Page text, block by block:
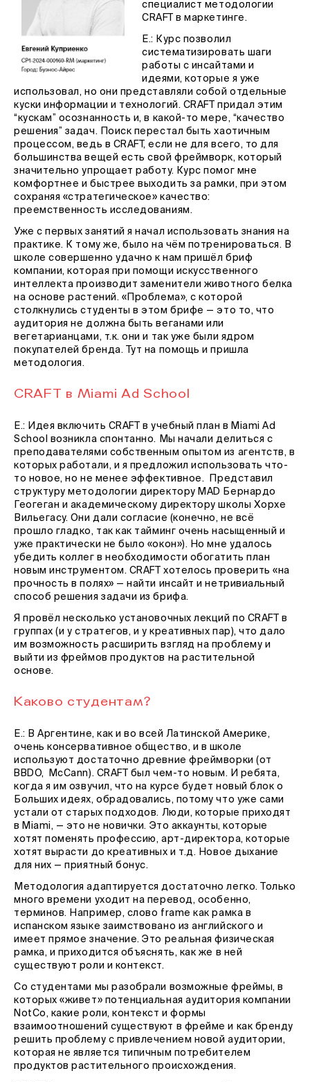
специалист методологии
CRAFT в маркетинге.
Е.: Курс позволил
систематизировать шаги
работы с инсайтами и
идеями, которые я уже
использовал, но они представляли собой отдельные
куски информации и технологий. CRAFT придал этим
“кускам” осознанность и, в какой-то мере, “качество
решения” задач. Поиск перестал быть хаотичным
процессом, ведь в CRAFT, если не для всего, то для
большинства вещей есть свой фреймворк, который
значительно упрощает работу. Курс помог мне
комфортнее и быстрее выходить за рамки, при этом
сохраняя «стратегическое» качество:
преемственность исследованиям.
Уже с первых занятий я начал использовать знания на
практике. К тому же, было на чём потренироваться. В
школе совершенно удачно к нам пришёл бриф
компании, которая при помощи искусственного
интеллекта производит заменители животного белка
на основе растений. «Проблема», с которой
столкнулись студенты в этом брифе — это то, что
аудитория не должна быть веганами или
вегетарианцами, т.к. они и так уже были ядром
покупателей бренда. Тут на помощь и пришла
методология.
CRAFT в Miami Ad School
Е.: Идея включить CRAFT в учебный план в Miami Ad
School возникла спонтанно. Мы начали делиться с
преподавателями собственным опытом из агентств, в
которых работали, и я предложил использовать что-
то новое, но не менее эффективное. Представил
структуру методологии директору MAD Бернардо
Геогеган и академическому директору школы Хорхе
Вильегасу. Они дали согласие (конечно, не всё
прошло гладко, так как тайминг очень насыщенный и
уже практически не было «окон»). Но мне удалось
убедить коллег в необходимости обогатить план
новым инструментом. CRAFT хотелось проверить «на
прочность в полях» — найти инсайт и нетривиальный
способ решения задачи из брифа.
Я провёл несколько установочных лекций по CRAFT в
группах (и у стратегов, и у креативных пар), что дало
им возможность расширить взгляд на проблему и
выйти из фреймов продуктов на растительной
основе.
Каково студентам?
Е.: В Аргентине, как и во всей Латинской Америке,
очень консервативное общество, и в школе
используют достаточно древние фреймворки (от
BBDO, McCann). CRAFT был чем-то новым. И ребята,
когда я им озвучил, что на курсе будет новый блок о
Больших идеях, обрадовались, потому что уже сами
устали от старых подходов. Люди, которые приходят
в Miami, — это не новички. Это аккаунты, которые
хотят поменять профессию, арт-директора, которые
хотят вырасти до креативных и т.д. Новое дыхание
для них — приятный бонус.
Методология адаптируется достаточно легко. Только
много времени уходит на перевод, особенно,
терминов. Например, слово frame как рамка в
испанском языке заимствовано из английского и
имеет прямое значение. Это реальная физическая
рамка, и приходится объяснять, как же в ней
существуют роли и контекст.
Со студентами мы разобрали возможные фреймы, в
которых «живет» потенциальная аудитория компании
NotCo, какие роли, контекст и формы
взаимоотношений существуют в фрейме и как бренду
решить проблему с привлечением новой аудитории,
которая не является типичным потребителем
продуктов растительного происхождения.